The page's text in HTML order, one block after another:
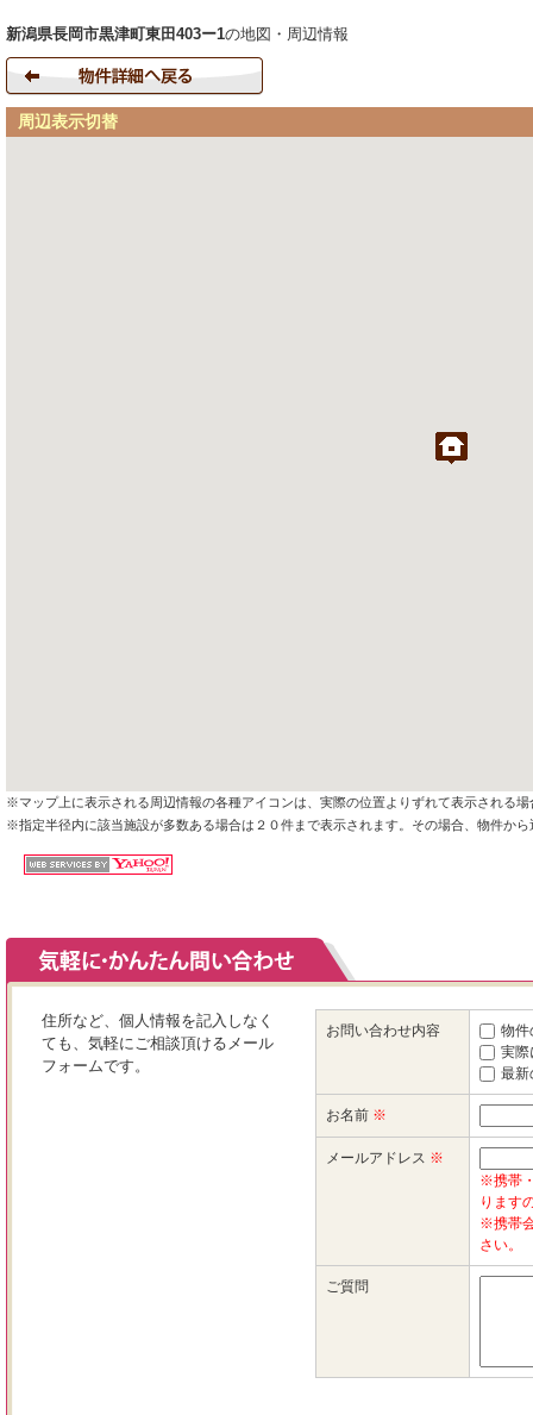
新潟県長岡市黒津町東田403ー1の地図・周辺情報
周辺表示切替
※マップ上に表示される周辺情報の各種アイコンは、実際の位置よりずれて表示される場
※指定半径内に該当施設が多数ある場合は２０件まで表示されます。その場合、物件か